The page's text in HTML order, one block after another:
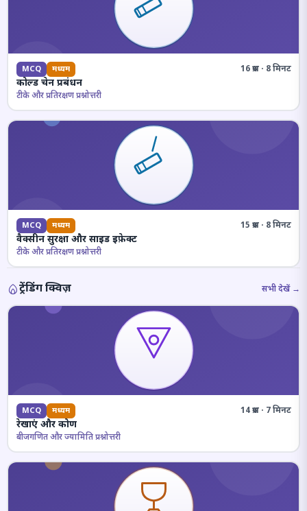
MCQ मध्यम 16 प्रश्न · 8 मिनट
कोल्ड चेन प्रबंधन
टीके और प्रतिरक्षण प्रश्नोत्तरी
MCQ मध्यम 15 प्रश्न · 8 मिनट
वैक्सीन सुरक्षा और साइड इफ़ेक्ट
टीके और प्रतिरक्षण प्रश्नोत्तरी
ट्रेंडिंग क्विज़ सभी देखें →
MCQ मध्यम 14 प्रश्न · 7 मिनट
रेखाएं और कोण
बीजगणित और ज्यामिति प्रश्नोत्तरी